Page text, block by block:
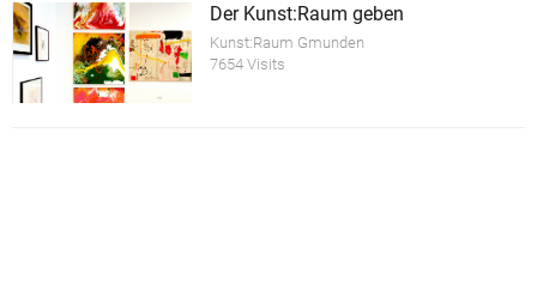
Der Kunst:Raum geben
Kunst:Raum Gmunden
7654 Visits